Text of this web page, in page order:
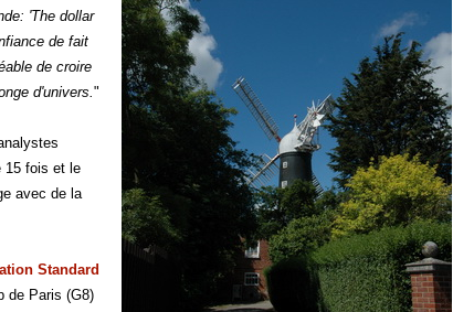
'The dollar
de fait
de croire
d'univers. "
15 fois et le
avec de la
Standard
de Paris (G8)